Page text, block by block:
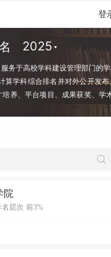
登
务于高校学科建设管理部门的
算学科综合排名并对外公开发
养、平台项目、成果获奖、学
余项学科建设管理中密切关注的
国务院学位委员会、教育部颁
学位授权点的所有高校，发布的
高校的上万个学科点（查看排名
院
名层次 前3%